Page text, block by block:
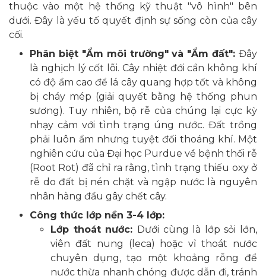
thuộc vào một hệ thống kỹ thuật "vô hình" bên
dưới. Đây là yếu tố quyết định sự sống còn của cây
cối.
Phân biệt "Ẩm môi trường" và "Ẩm đất": Đây
là nghịch lý cốt lõi. Cây nhiệt đới cần không khí
có độ ẩm cao để lá cây quang hợp tốt và không
bị cháy mép (giải quyết bằng hệ thống phun
sương). Tuy nhiên, bộ rễ của chúng lại cực kỳ
nhạy cảm với tình trạng úng nước. Đất trồng
phải luôn ẩm nhưng tuyệt đối thoáng khí. Một
nghiên cứu của Đại học Purdue về bệnh thối rễ
(Root Rot) đã chỉ ra rằng, tình trạng thiếu oxy ở
rễ do đất bị nén chặt và ngập nước là nguyên
nhân hàng đầu gây chết cây.
Công thức lớp nền 3-4 lớp:
Lớp thoát nước: Dưới cùng là lớp sỏi lớn,
viên đất nung (leca) hoặc vỉ thoát nước
chuyên dụng, tạo một khoảng rỗng để
nước thừa nhanh chóng được dẫn đi, tránh